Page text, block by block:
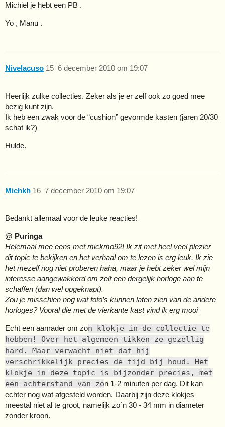
Michiel je hebt een PB .
Yo , Manu .
Nivelacuso 6 december 2010 om 19:07
15
Heerlijk zulke collecties. Zeker als je er zelf ook zo goed mee
bezig kunt zijn.
Ik heb een zwak voor de “cushion” gevormde kasten (jaren 20/30
schat ik?)
Hulde.
Michkh 7 december 2010 om 19:07
16
Bedankt allemaal voor de leuke reacties!
@ Puringa
Helemaal mee eens met mickmo92! Ik zit met heel veel plezier
dit topic te bekijken en het verhaal om te lezen is erg leuk. Ik zie
het mezelf nog niet proberen haha, maar je hebt zeker wel mijn
interesse aangewakkerd om zelf een dergelijk horloge aan te
schaffen (dan wel opgeknapt).
Zou je misschien nog wat foto’s kunnen laten zien van de andere
horloges? Vooral die met de vierkante kast vind ik erg mooi
Echt een aanrader om zon klokje in de collectie te
hebben! Over het algemeen tikken ze gezellig
hard. Maar verwacht niet dat hij
verschrikkelijk precies de tijd bij houd. Het
klokje in deze topic is bijzonder precies, met
een achterstand van zon 1-2 minuten per dag. Dit kan
echter nog wat afgesteld worden. Daarbij zijn deze klokjes
meestal niet al te groot, namelijk zo`n 30 - 34 mm in diameter
zonder kroon.